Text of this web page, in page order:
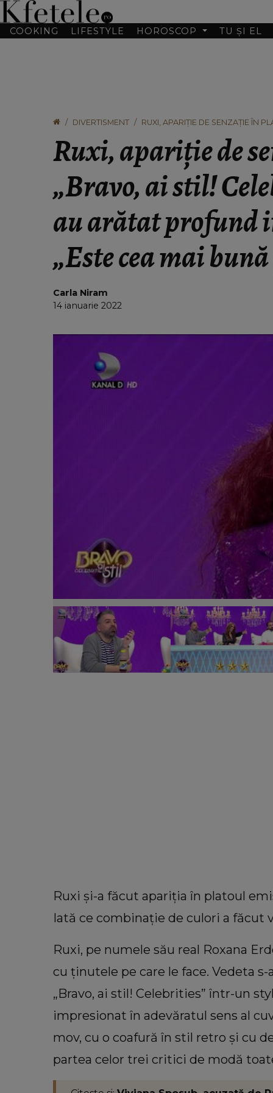
COOKING LIFESTYLE HOROSCOP TU ȘI EL
DIVERTISMENT
RUXI, APARIȚIE DE SENZAȚIE ÎN
Ruxi, apariție de
„Bravo, ai stil!
au arătat profund
„Este cea mai
Carla Niram
14 ianuarie 2022
Ruxi, apariție de senzație în platoul „Bravo, ai stil!
Ruxi și-a făcut apariția în platoul
Iată ce combinație de culori a făcut
Ruxi, pe numele său real Roxana
cu ținutele pe care le face. Vedeta
„Bravo, ai stil! Celebrities” într-un
impresionat în adevăratul sens al
mov, cu o coafură în stil retro și cu
partea celor trei critici de modă
Sora lui Mario Berinde,
cutremurătoare despre decesul